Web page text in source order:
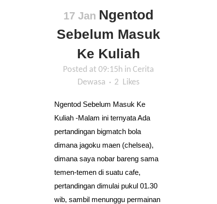
17 Jan Ngentod
Sebelum Masuk
Ke Kuliah
Posted at 09:15h in Cerita
Dewasa
2 Likes
Ngentod Sebelum Masuk Ke
Kuliah -Malam ini ternyata Ada
pertandingan bigmatch bola
dimana jagoku maen (chelsea),
dimana saya nobar bareng sama
temen-temen di suatu cafe,
pertandingan dimulai pukul 01.30
wib, sambil menunggu permainan